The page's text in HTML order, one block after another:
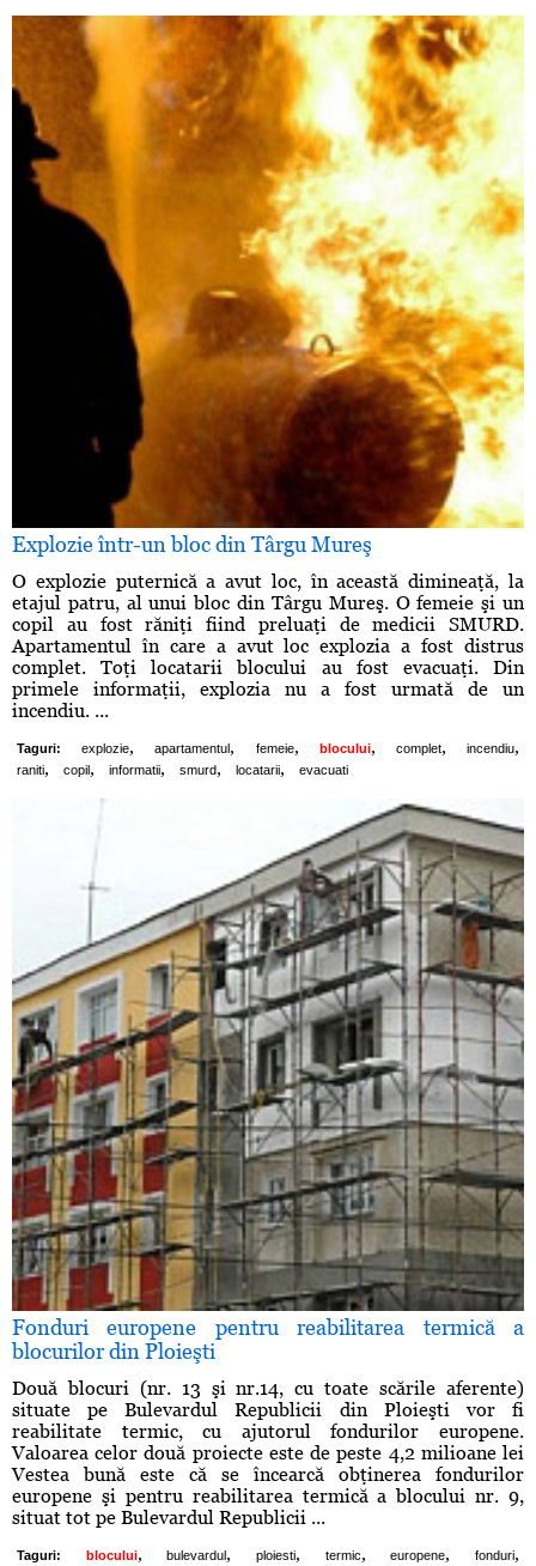
Explozie într-un bloc din Târgu Mureş
O explozie puternică a avut loc, în această dimineaţă, la
etajul patru, al unui bloc din Târgu Mureş. O femeie şi un
copil au fost răniţi fiind preluaţi de medicii SMURD.
Apartamentul în care a avut loc explozia a fost distrus
complet. Toţi locatarii blocului au fost evacuaţi. Din
primele informaţii, explozia nu a fost urmată de un
incendiu. ...
Taguri: explozie, apartamentul , femeie, blocului, complet, incendiu,
raniti, copil , informatii, smurd, locatarii, evacuati
Fonduri europene pentru reabilitarea termică a
blocurilor din Ploieşti
Două blocuri (nr. 13 şi nr.14, cu toate scările aferente)
situate pe Bulevardul Republicii din Ploieşti vor fi
reabilitate termic, cu ajutorul fondurilor europene.
Valoarea celor două proiecte este de peste 4,2 milioane lei
Vestea bună este că se încearcă obţinerea fondurilor
europene şi pentru reabilitarea termică a blocului nr. 9,
situat tot pe Bulevardul Republicii ...
Taguri: blocului, bulevardul , ploiesti, termic, europene, fonduri,